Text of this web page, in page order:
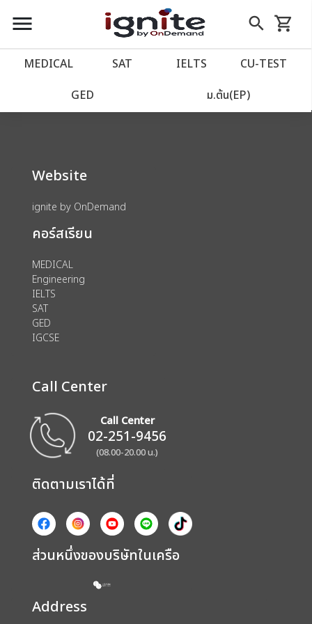
close
account_balance หน้าแรก
เว็บไซต์อิกไนท์
import_contacts วางแผนการเรียน
account_circle เข้าสู่ระบบ
assignment ลงทะเบียน
menu search
Skip
to
shopping_cart
รถเข็น
MEDICAL SAT IELTS CU‑TEST
GED ม.ต้น(EP)
We could not find anything for 80002040
Website
ignite by OnDemand
คอร์สเรียน
MEDICAL
Engineering
IELTS
SAT
GED
IGCSE
Call Center
Call Center
02-251-9456
(08.00-20.00 น.)
ติดตามเราได้ที่
ส่วนหนึ่งของบริษัทในเครือ
Address